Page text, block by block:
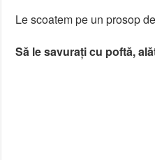
Le scoatem pe un prosop
Să le savurați cu poftă,